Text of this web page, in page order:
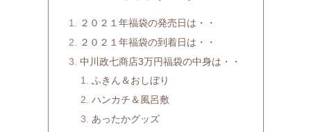
２０２１年福袋の発売日は・・
２０２１年福袋の到着日は・・
中川政七商店3万円福袋の中身は・・
ふきん＆おしぼり
ハンカチ＆風呂敷
あったかグッズ